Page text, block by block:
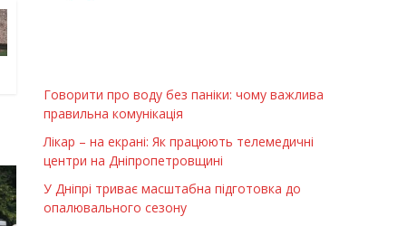
Говорити про воду без паніки: чому важлива
правильна комунікація
Лікар – на екрані: Як працюють телемедичні
центри на Дніпропетровщині
У Дніпрі триває масштабна підготовка до
опалювального сезону